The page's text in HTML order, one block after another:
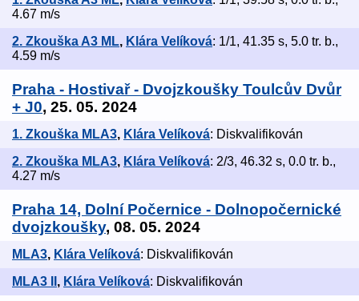
4.67 m/s
2. Zkouška A3 ML, Klára Velíková: 1/1, 41.35 s, 5.0 tr. b.,
4.59 m/s
Praha - Hostivař - Dvojzkoušky Toulcův Dvůr
+ J0, 25. 05. 2024
1. Zkouška MLA3, Klára Velíková: Diskvalifikován
2. Zkouška MLA3, Klára Velíková: 2/3, 46.32 s, 0.0 tr. b.,
4.27 m/s
Praha 14, Dolní Počernice - Dolnopočernické
dvojzkoušky, 08. 05. 2024
MLA3, Klára Velíková: Diskvalifikován
MLA3 II , Klára Velíková: Diskvalifikován